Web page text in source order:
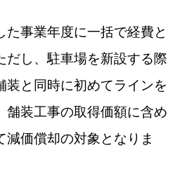
た事業年度に一括で経費と
だし、駐車場を新設する際
装と同時に初めてラインを
舗装工事の取得価額に含め
減価償却の対象となりま